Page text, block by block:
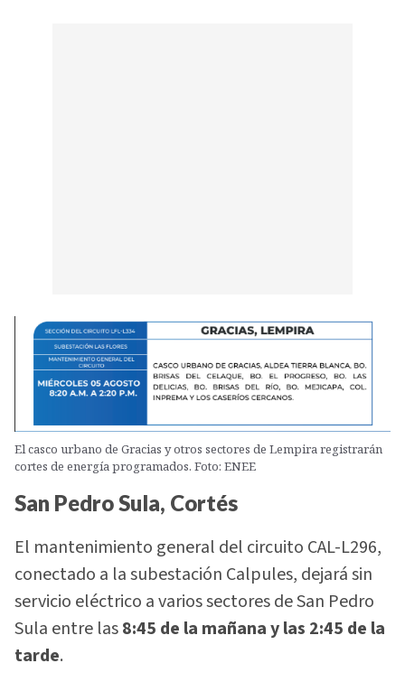
El casco urbano de Gracias y otros sectores de Lempira registrarán
cortes de energía programados. Foto: ENEE
San Pedro Sula, Cortés
El mantenimiento general del circuito CAL-L296,
conectado a la subestación Calpules, dejará sin
servicio eléctrico a varios sectores de San Pedro
Sula entre las8:45 de la mañana y las 2:45 de la
tarde.